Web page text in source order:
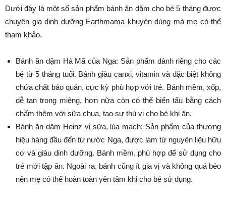
Dưới đây là một số sản phẩm bánh ăn dặm cho bé 5 tháng được
chuyên gia dinh dưỡng Earthmama khuyên dùng mà mẹ có thể
tham khảo.
Bánh ăn dặm Hà Mã của Nga: Sản phẩm dành riêng cho các
bé từ 5 tháng tuổi. Bánh giàu canxi, vitamin và đặc biệt không
chứa chất bảo quản, cực kỳ phù hợp với trẻ. Bánh mềm, xốp,
dễ tan trong miệng, hơn nữa còn có thể biến tấu bằng cách
chấm thêm với sữa chua, tạo sự thú vị cho bé khi ăn.
Bánh ăn dặm Heinz vị sữa, lúa mạch: Sản phẩm của thương
hiệu hàng đầu đến từ nước Nga, được làm từ nguyên liệu hữu
cơ và giàu dinh dưỡng. Bánh mềm, phù hợp để sử dụng cho
trẻ mới tập ăn. Ngoài ra, bánh cũng ít gia vị và không quá béo
nên mẹ có thể hoàn toàn yên tâm khi cho bé sử dụng.